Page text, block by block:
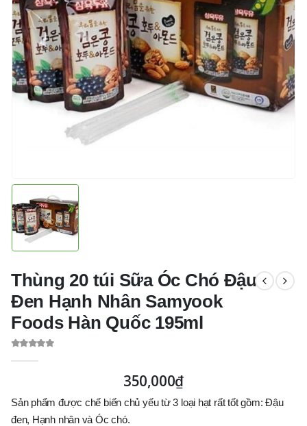
Thùng 20 túi Sữa Óc Chó Đậu
Đen Hạnh Nhân Samyook
Foods Hàn Quốc 195ml
350,000₫
Sản phẩm được chế biến chủ yếu từ 3 loại hạt rất tốt gồm: Đậu
đen, Hạnh nhân và Óc chó.